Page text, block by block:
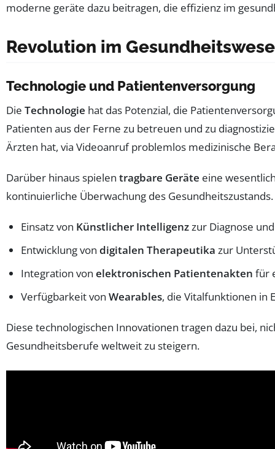
Revolution im
Technologie und Patientenversorgung
Die Technologie hat das Potenzial, die
Patienten aus der Ferne zu betreuen und zu
Ärzten hat, via Videoanruf problemlos medizinische
Darüber hinaus spielen tragbare Geräte eine
kontinuierliche Überwachung des Gesundheitszustands.
Einsatz von Künstlicher Intelligenz zur Diagnose
Entwicklung von digitalen Therapeutika zur
Integration von elektronischen Patientenakten für
Verfügbarkeit von Wearables, die Vitalfunktionen in
Diese technologischen Innovationen tragen dazu bei,
Gesundheitsberufe weltweit zu steigern.